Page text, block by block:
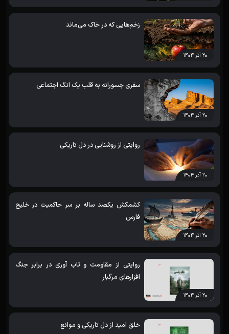
۲۰ آذر ۱۴۰۴
زخم‌هایی که در خاک می‌ماند
۲۰ آذر ۱۴۰۴
سفری جسورانه به قلب یک انگ اجتماعی
۲۰ آذر ۱۴۰۴
روایتی از روشنایی در دل تاریکی
۲۰ آذر ۱۴۰۴
کشمکش یکصد ساله بر سر حاکمیت در خلیج
فارس
۲۰ آذر ۱۴۰۴
روایتی از مقاومت و تاب آوری در برابر جنگ
افزارهای مرگبار
خلق امید از دل تاریکی و موانع